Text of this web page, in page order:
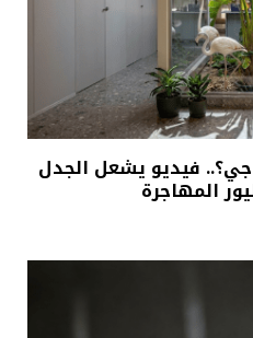
فيديو يشعل الجدل
المهاجرة